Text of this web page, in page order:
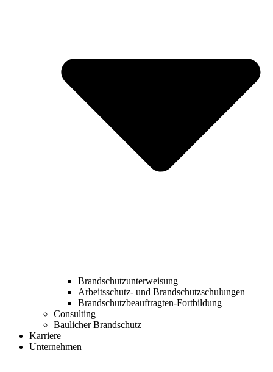
Brandschutzunterweisung
Arbeitsschutz- und Brandschutzschulungen
Brandschutzbeauftragten-Fortbildung
Consulting
Baulicher Brandschutz
Karriere
Unternehmen